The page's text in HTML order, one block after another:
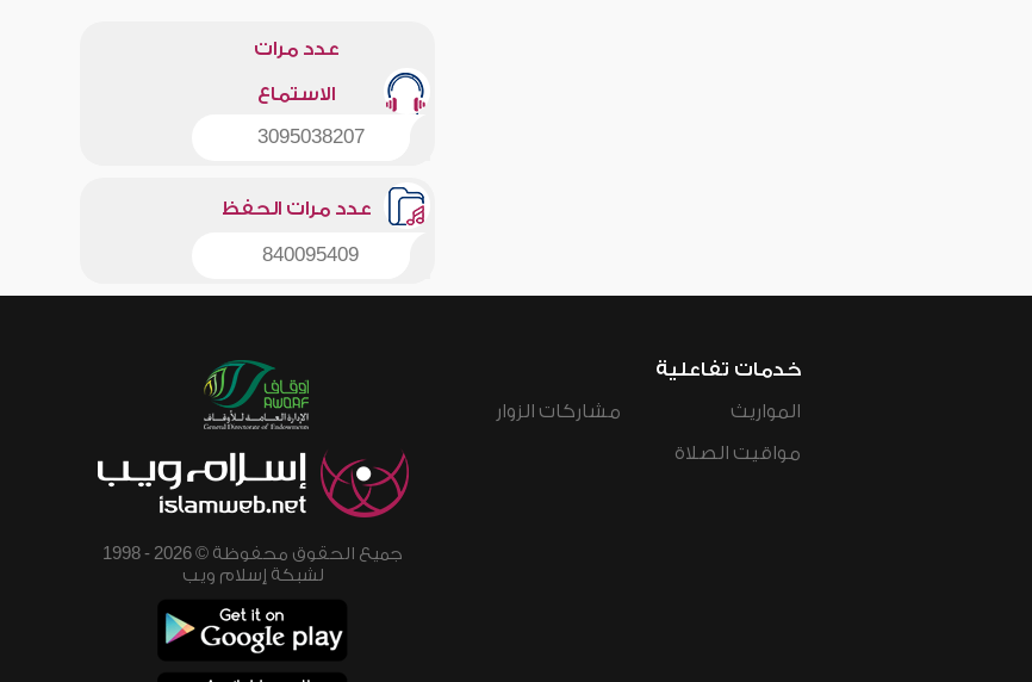
عدد مرات
الاستماع
3095038207
عدد مرات الحفظ
840095409
خدمات تفاعلية
المواريث
مواقيت الصلاة
مشاركات الزوار
جميع الحقوق محفوظة © 2026 - 1998
لشبكة إسلام ويب